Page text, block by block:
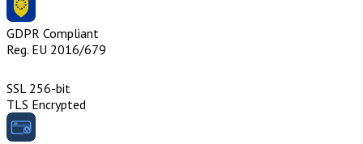
GDPR Compliant
Reg. EU 2016/679
SSL 256-bit
TLS Encrypted